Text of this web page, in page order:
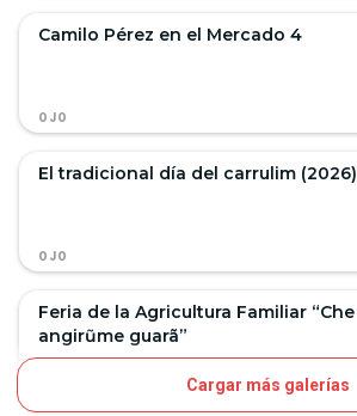
Camilo Pérez en el Mercado 4
OJO
El tradicional día del carrulim (2026)
OJO
Feria de la Agricultura Familiar “Che
angirũme guarã”
Cargar más galerías